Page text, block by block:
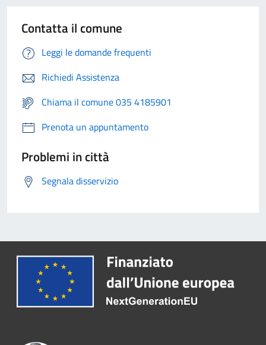
Contatta il comune
Leggi le domande frequenti
Richiedi Assistenza
Chiama il comune 035 4185901
Prenota un appuntamento
Problemi in città
Segnala disservizio